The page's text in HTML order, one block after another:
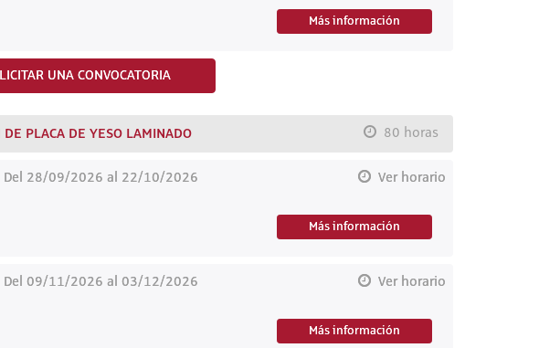
Más información
UNA CONVOCATORIA
80 horas
PLACA DE YESO LAMINADO
Del 28/09/2026 al 22/10/2026 Ver horario
Más información
Del 09/11/2026 al 03/12/2026 Ver horario
Más información